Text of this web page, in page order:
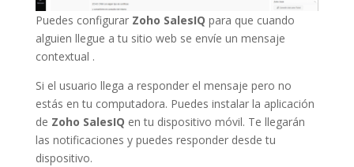
Puedes configurarZoho SalesIQ para que cuando
alguien llegue a tu sitio web se envíe un mensaje
contextual .
Si el usuario llega a responder el mensaje pero no
estás en tu computadora. Puedes instalar la aplicación
de Zoho SalesIQ en tu dispositivo móvil. Te llegarán
las notificaciones y puedes responder desde tu
dispositivo.